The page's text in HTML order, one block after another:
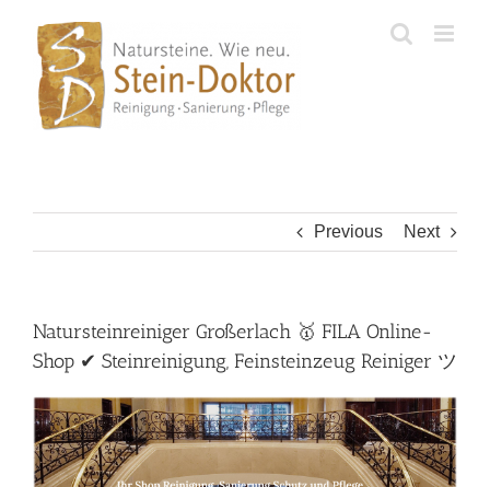
content
Previous Next
Natursteinreiniger Großerlach 🥇 FILA Online-
Shop ✔ Steinreinigung, Feinsteinzeug Reiniger ツ